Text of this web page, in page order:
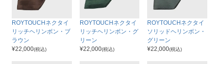
ROYTOUCHネクタイ
リッチヘリンボン・ブ
ラウン
¥22,000(税込)
ROYTOUCHネクタイ
リッチヘリンボン・グ
リーン
¥22,000(税込)
ROYTOUCHネクタイ
ソリッドヘリンボン・
グリーン
¥22,000(税込)